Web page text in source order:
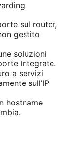
sul router,
gestito
soluzioni
integrate.
a servizi
sull’IP
hostname